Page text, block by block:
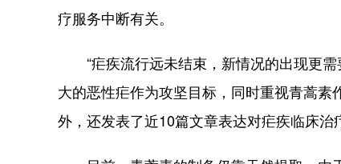
疗服务中断有关。
“疟疾流行远未结束，新情况的出现更需
大的恶性疟作为攻坚目标，同时重视青蒿
外，还发表了近10篇文章表达对疟疾临床治